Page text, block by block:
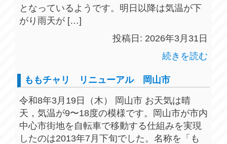
となっているようです。明日以降は気温が下
がり雨天が […]
投稿日: 2026年3月31日
続きを読む
ももチャリ リニューアル 岡山市
令和8年3月19日（木） 岡山市 お天気は晴
天，気温が9〜18度の模様です。岡山市が市内
中心市街地を自転車で移動する仕組みを実現
したのは2013年7月下旬でした。名称を「も